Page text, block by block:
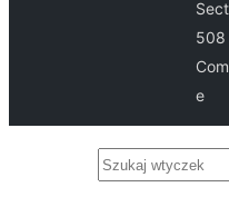
508
e
Szukaj